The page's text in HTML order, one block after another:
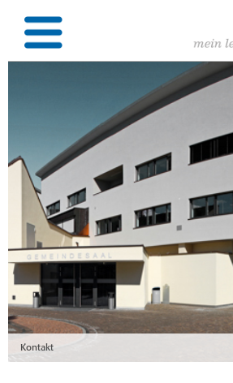
Kontakt